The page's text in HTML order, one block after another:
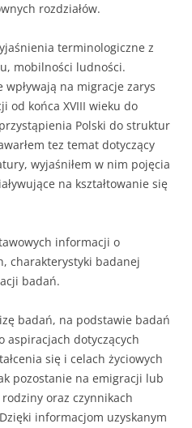
rozdziałów.
terminologiczne z
mobilności ludności.
wpływają na migracje zarys
od końca XVIII wieku do
Polski do struktur
tez temat dotyczący
wyjaśniłem w nim pojęcia
na kształtowanie się
informacji o
charakterystyki badanej
badań.
badań, na podstawie badań
aspiracjach dotyczących
się i celach życiowych
pozostanie na emigracji lub
oraz czynnikach
informacjom uzyskanym